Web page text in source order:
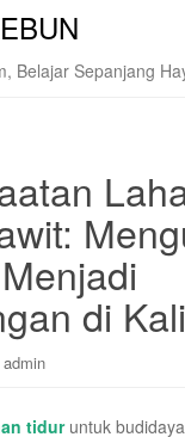
Belajar Sepanjang
di
admin
tidur untuk